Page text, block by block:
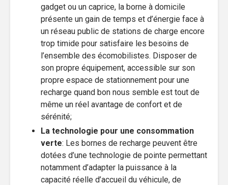
gadget ou un caprice, la borne à domicile
présente un gain de temps et d’énergie face à
un réseau public de stations de charge encore
trop timide pour satisfaire les besoins de
l’ensemble des écomobilistes. Disposer de
son propre équipement, accessible sur son
propre espace de stationnement pour une
recharge quand bon nous semble est tout de
même un réel avantage de confort et de
sérénité;
La technologie pour une consommation
verte: Les bornes de recharge peuvent être
dotées d’une technologie de pointe permettant
notamment d’adapter la puissance à la
capacité réelle d’accueil du véhicule, de